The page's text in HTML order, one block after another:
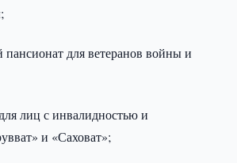
пансионат для ветеранов войны и
лиц с инвалидностью и
и «Саховат»;